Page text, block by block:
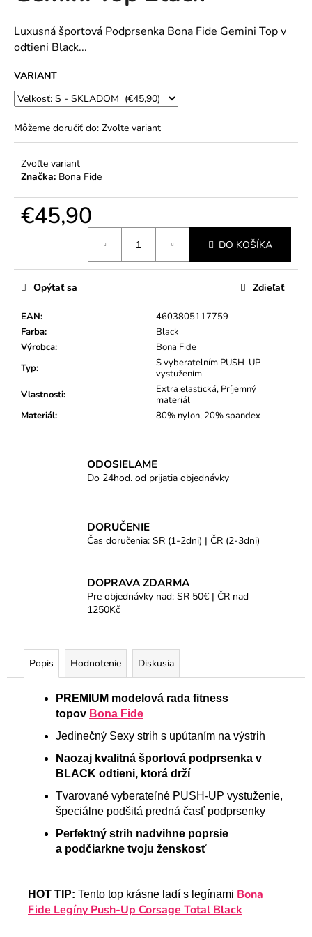
hviezdičiek.
Luxusná športová Podprsenka Bona Fide Gemini Top v
odtieni Black...
VARIANT
Môžeme doručiť do: Zvoľte variant
Zvoľte variant
Značka: Bona Fide
€45,90
DO KOŠÍKA
EAN:
4603805117759
Farba:
Black
Výrobca:
Bona Fide
Typ:
S vyberatelním PUSH-UP
vystužením
Vlastnosti:
Extra elastická, Príjemný
materiál
Materiál: 80% nylon, 20% spandex
Opýtať sa Zdieľať
ODOSIELAME
Do 24hod. od prijatia objednávky
DORUČENIE
Čas doručenia: SR (1-2dni) | ČR (2-3dni)
DOPRAVA ZDARMA
Pre objednávky nad: SR 50€ | ČR nad
1250Kč
Popis Hodnotenie Diskusia
PREMIUM modelová rada fitness
topov Bona Fide
Jedinečný Sexy strih s upútaním na výstrih
Naozaj kvalitná športová podprsenka v
BLACK odtieni, ktorá drží
Tvarované vyberateľné PUSH-UP vystuženie,
špeciálne podšitá predná časť podprsenky
Perfektný strih nadvihne poprsie
a podčiarkne tvoju ženskosť
HOT TIP: Tento top krásne ladí s legínami Bona
Fide Legíny Push-Up Corsage Total Black
m
e